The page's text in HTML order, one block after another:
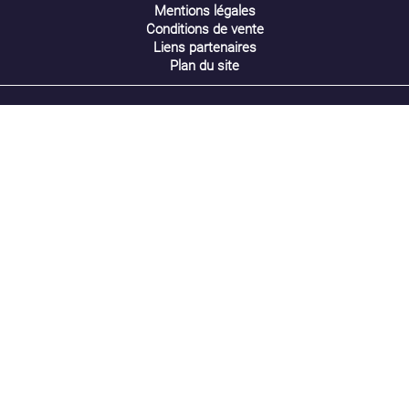
Mentions légales
Conditions de vente
Liens partenaires
Plan du site